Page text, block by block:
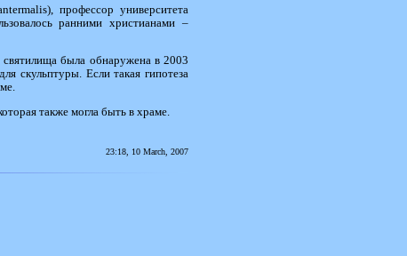
профессор университета
ранними христианами –
святилища была обнаружена в 2003
скульптуры. Если такая гипотеза
также могла быть в храме.
23:18, 10 March, 2007